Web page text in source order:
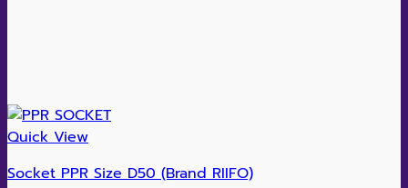
Quick View
Socket PPR Size D50 (Brand RIIFO)